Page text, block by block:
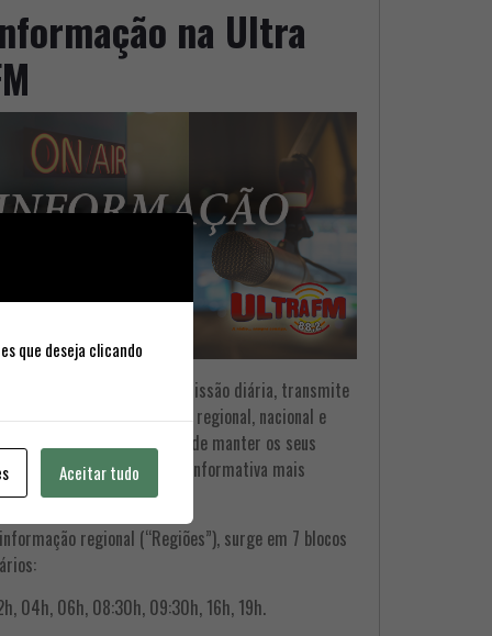
na Ultra
FM, ao longo da sua emissão diária, transmite
informativos de âmbito regional, nacional e
com o objectivo de manter os seus
a par da actualidade informativa mais
regional (“Regiões”), surge em 7 blocos
04h, 06h, 08:30h, 09:30h, 16h, 19h.
que deseja clicando
Aceitar tudo